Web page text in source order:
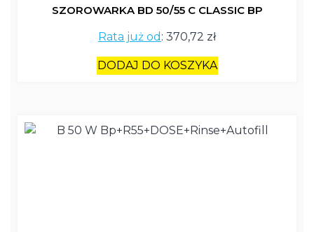
SZOROWARKA BD 50/55 C CLASSIC BP
Rata już od : 370,72 zł
DODAJ DO KOSZYKA